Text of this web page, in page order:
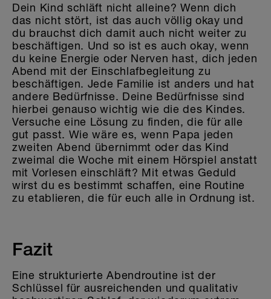
Dein Kind schläft nicht alleine? Wenn dich
das nicht stört, ist das auch völlig okay und
du brauchst dich damit auch nicht weiter zu
beschäftigen. Und so ist es auch okay, wenn
du keine Energie oder Nerven hast, dich jeden
Abend mit der Einschlafbegleitung zu
beschäftigen. Jede Familie ist anders und hat
andere Bedürfnisse. Deine Bedürfnisse sind
hierbei genauso wichtig wie die des Kindes.
Versuche eine Lösung zu finden, die für alle
gut passt. Wie wäre es, wenn Papa jeden
zweiten Abend übernimmt oder das Kind
zweimal die Woche mit einem Hörspiel anstatt
mit Vorlesen einschläft? Mit etwas Geduld
wirst du es bestimmt schaffen, eine Routine
zu etablieren, die für euch alle in Ordnung ist.
Fazit
Eine strukturierte Abendroutine ist der
Schlüssel für ausreichenden und qualitativ